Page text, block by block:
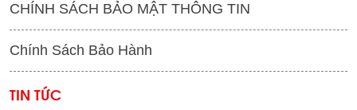
CHÍNH SÁCH BẢO MẬT THÔNG TIN
Chính Sách Bảo Hành
TIN TỨC